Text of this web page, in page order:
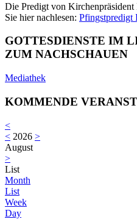
Die Predigt von
Sie hier nachlesen: Pfingstpredigt
GOTTESDIENSTE IM
ZUM NACHSCHAUEN
Mediathek
KOMMENDE
<
< 2026 >
August
>
List
Month
List
Week
Day